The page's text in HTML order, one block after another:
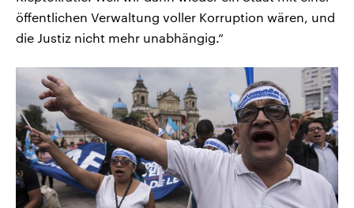
öffentlichen Verwaltung voller Korruption wären, und
die Justiz nicht mehr unabhängig.“